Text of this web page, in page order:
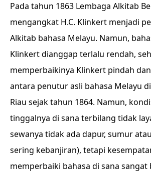
Pada tahun 1863 Lembaga Alkitab
mengangkat H.C. Klinkert menjadi
Alkitab bahasa Melayu. Namun,
Klinkert dianggap terlalu rendah,
memperbaikinya Klinkert pindah
antara penutur asli bahasa Melayu
Riau sejak tahun 1864. Namun,
tinggalnya di sana terbilang tidak
sewanya tidak ada dapur, sumur
sering kebanjiran), tetapi
memperbaiki bahasa di sana sangat